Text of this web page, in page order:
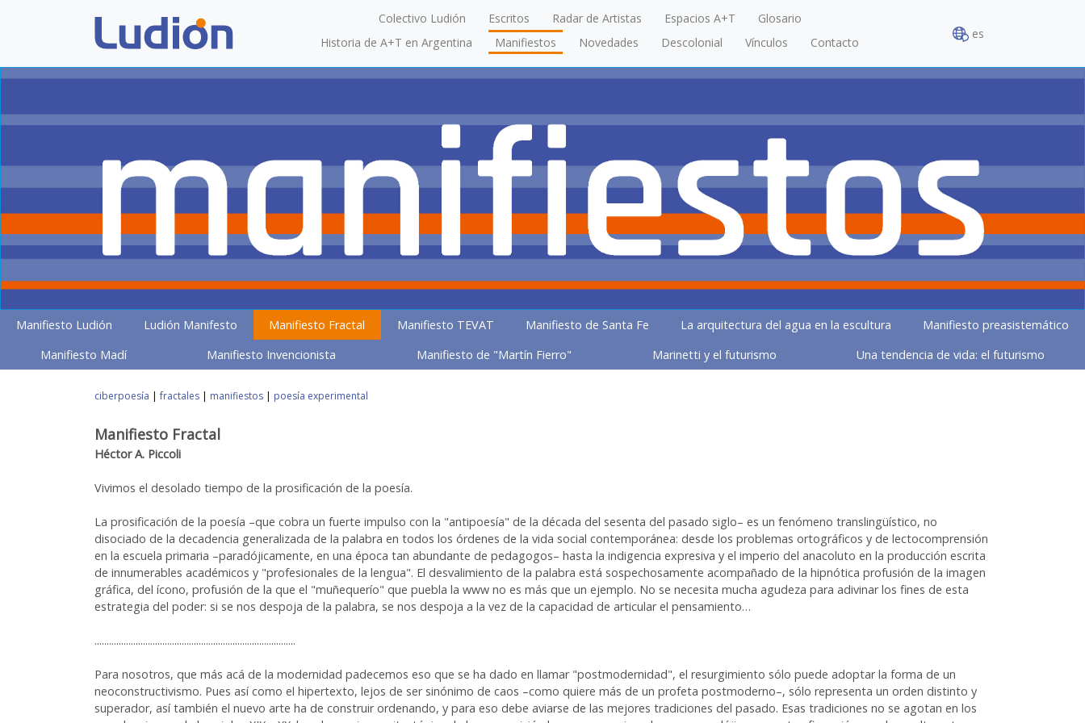
Colectivo Ludión Escritos Radar de Artistas Espacios A+T
Glosario
Historia de A+T en Argentina
Manifiestos Novedades Descolonial Vínculos Contacto
es
Manifiesto Ludión Ludión Manifesto Manifiesto Fractal Manifiesto TEVAT Manifiesto de Santa Fe La arquitectura del agua en la escultura
Manifiesto preasistemático
Manifiesto Madí
Manifiesto Invencionista Manifiesto de "Martín Fierro" Marinetti y el futurismo Una tendencia de vida: el futurismo
ciberpoesía |fractales | manifiestos | poesía experimental
Manifiesto Fractal
Héctor A. Piccoli
Vivimos el desolado tiempo de la prosificación de la poesía.
La prosificación de la poesía –que cobra un fuerte impulso con la "antipoesía" de la década del sesenta del pasado siglo– es un fenómeno translingüístico, no
disociado de la decadencia generalizada de la palabra en todos los órdenes de la vida social contemporánea: desde los problemas ortográficos y de lectocomprensión
en la escuela primaria –paradójicamente, en una época tan abundante de pedagogos– hasta la indigencia expresiva y el imperio del anacoluto en la producción escrita
de innumerables académicos y "profesionales de la lengua". El desvalimiento de la palabra está sospechosamente acompañado de la hipnótica profusión de la imagen
gráfica, del ícono, profusión de la que el "muñequerío" que puebla la www no es más que un ejemplo. No se necesita mucha agudeza para adivinar los fines de esta
estrategia del poder: si se nos despoja de la palabra, se nos despoja a la vez de la capacidad de articular el pensamiento…
...................................................................................
Para nosotros, que más acá de la modernidad padecemos eso que se ha dado en llamar "postmodernidad", el resurgimiento sólo puede adoptar la forma de un
neoconstructivismo. Pues así como el hipertexto, lejos de ser sinónimo de caos –como quiere más de un profeta postmoderno–, sólo representa un orden distinto y
superador, así también el nuevo arte ha de construir ordenando, y para eso debe aviarse de las mejores tradiciones del pasado. Esas tradiciones no se agotan en los